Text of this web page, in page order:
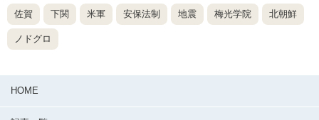
佐賀 下関 米軍 安保法制 地震 梅光学院 北朝鮮
ノドグロ
HOME